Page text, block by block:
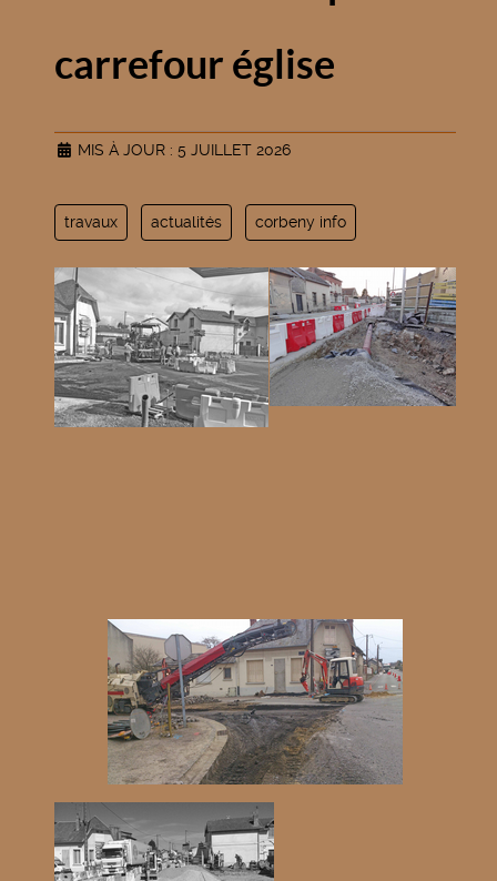
carrefour église
MIS À JOUR : 5 JUILLET 2026
travaux actualités corbeny info